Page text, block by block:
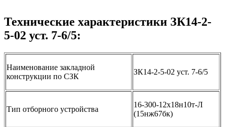
Технические характеристики ЗК14-2-
5-02 уст. 7-6/5:
Наименование закладной
конструкции по СЗК
ЗК14-2-5-02 уст. 7-6/5
Тип отборного устройства
16-300-12х18н10т-Л
(15нж67бк)